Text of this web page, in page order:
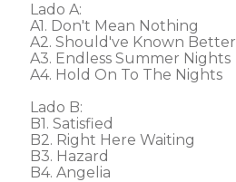
Lado A:
A1. Don't Mean Nothing
A2. Should've Known Better
A3. Endless Summer Nights
A4. Hold On To The Nights
Lado B:
B1. Satisfied
B2. Right Here Waiting
B3. Hazard
B4. Angelia